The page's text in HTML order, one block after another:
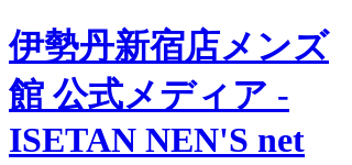
伊勢丹新宿店メンズ
館 公式メディア -
ISETAN NEN'S net